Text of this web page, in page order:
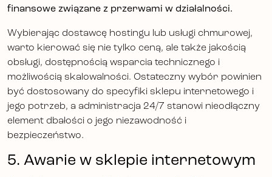
finansowe związane z przerwami w działalności.
Wybierając dostawcę hostingu lub usługi chmurowej,
warto kierować się nie tylko ceną, ale także jakością
obsługi, dostępnością wsparcia technicznego i
możliwością skalowalności. Ostateczny wybór powinien
być dostosowany do specyfiki sklepu internetowego i
jego potrzeb, a administracja 24/7 stanowi nieodłączny
element dbałości o jego niezawodność i
bezpieczeństwo.
5. Awarie w sklepie internetowym